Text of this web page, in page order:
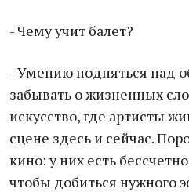
- Чему учит балет?
- Умению подняться над
забывать о жизненных
искусство, где артисты
сцене здесь и сейчас.
кино: у них есть
чтобы добиться нужного